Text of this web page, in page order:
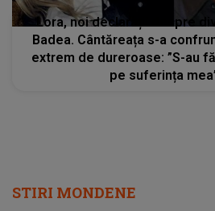
Lora, noi declarații despre
Badea. Cântăreața s-a
extrem de dureroase: ”S-au
pe suferința
STIRI MONDENE